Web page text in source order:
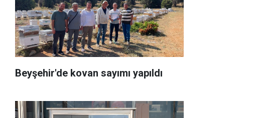
Beyşehir'de kovan sayımı yapıldı